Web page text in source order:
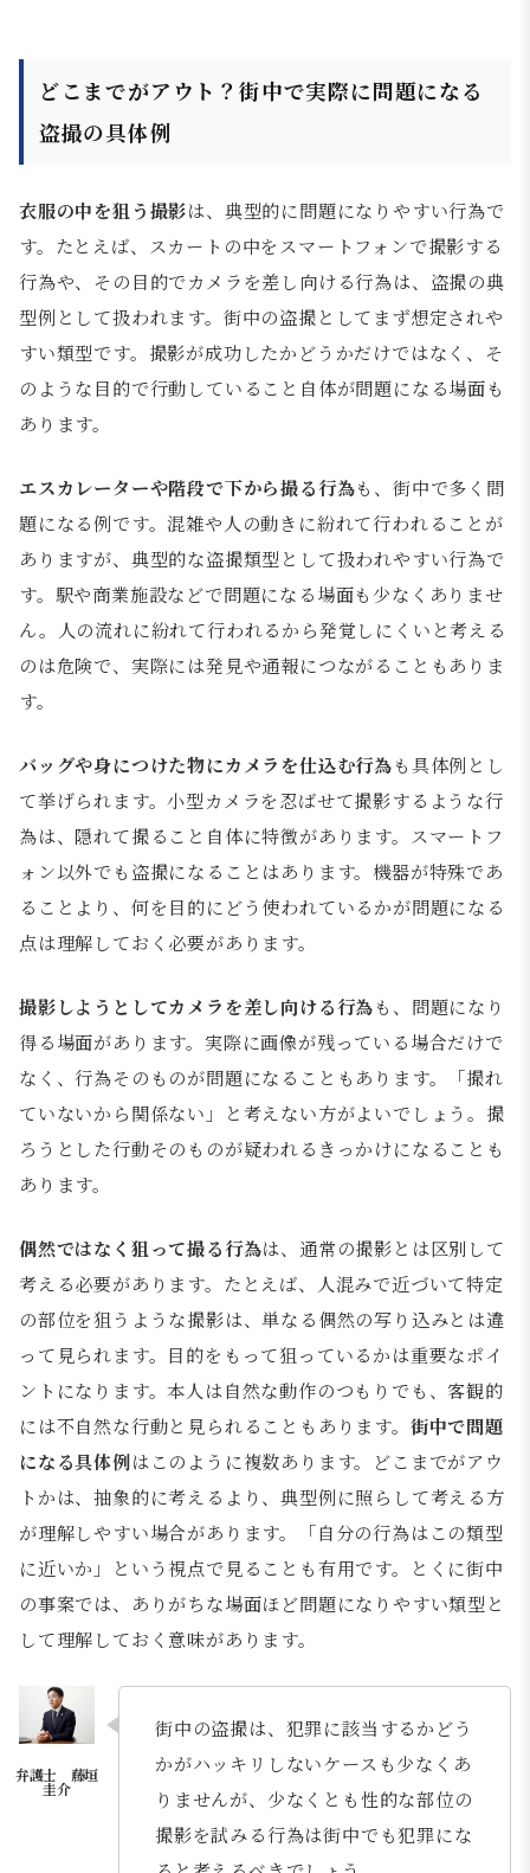
どこまでがアウト？街中で実際に問題になる
盗撮の具体例
衣服の中を狙う撮影は、典型的に問題になりやすい行為で
す。たとえば、スカートの中をスマートフォンで撮影する
行為や、その目的でカメラを差し向ける行為は、盗撮の典
型例として扱われます。街中の盗撮としてまず想定されや
すい類型です。撮影が成功したかどうかだけではなく、そ
のような目的で行動していること自体が問題になる場面も
あります。
エスカレーターや階段で下から撮る行為も、街中で多く問
題になる例です。混雑や人の動きに紛れて行われることが
ありますが、典型的な盗撮類型として扱われやすい行為で
す。駅や商業施設などで問題になる場面も少なくありませ
ん。人の流れに紛れて行われるから発覚しにくいと考える
のは危険で、実際には発見や通報につながることもありま
す。
バッグや身につけた物にカメラを仕込む行為も具体例とし
て挙げられます。小型カメラを忍ばせて撮影するような行
為は、隠れて撮ること自体に特徴があります。スマートフ
ォン以外でも盗撮になることはあります。機器が特殊であ
ることより、何を目的にどう使われているかが問題になる
点は理解しておく必要があります。
撮影しようとしてカメラを差し向ける行為も、問題になり
得る場面があります。実際に画像が残っている場合だけで
なく、行為そのものが問題になることもあります。「撮れ
ていないから関係ない」と考えない方がよいでしょう。撮
ろうとした行動そのものが疑われるきっかけになることも
あります。
偶然ではなく狙って撮る行為は、通常の撮影とは区別して
考える必要があります。たとえば、人混みで近づいて特定
の部位を狙うような撮影は、単なる偶然の写り込みとは違
って見られます。目的をもって狙っているかは重要なポイ
ントになります。本人は自然な動作のつもりでも、客観的
には不自然な行動と見られることもあります。 街中で問題
になる具体例はこのように複数あります。どこまでがアウ
トかは、抽象的に考えるより、典型例に照らして考える方
が理解しやすい場合があります。「自分の行為はこの類型
に近いか」という視点で見ることも有用です。とくに街中
の事案では、ありがちな場面ほど問題になりやすい類型と
して理解しておく意味があります。
街中の盗撮は、犯罪に該当するかどう
かがハッキリしないケースも少なくあ
りませんが、少なくとも性的な部位の
撮影を試みる行為は街中でも犯罪にな